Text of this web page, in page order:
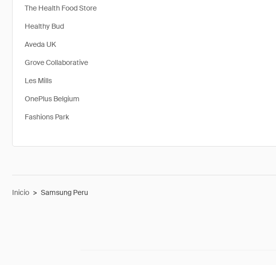
The Health Food Store
Healthy Bud
Aveda UK
Grove Collaborative
Les Mills
OnePlus Belgium
Fashions Park
Inicio > Samsung Peru